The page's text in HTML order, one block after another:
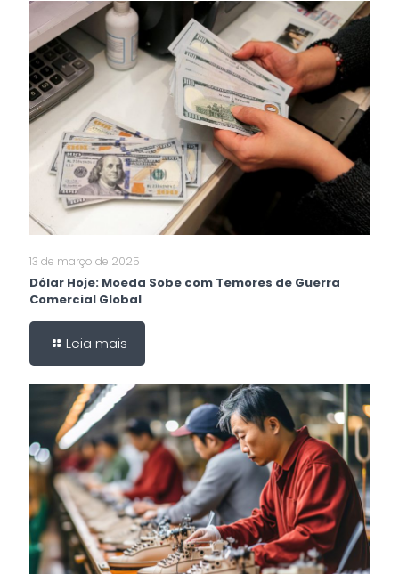
13 de março de 2025
Dólar Hoje: Moeda Sobe com Temores de Guerra
Comercial Global
Leia mais